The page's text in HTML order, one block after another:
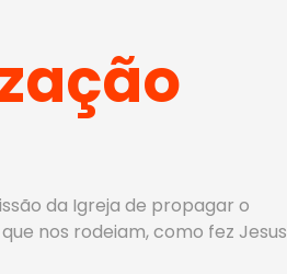
da Igreja de propagar o
nos rodeiam, como fez Jesus